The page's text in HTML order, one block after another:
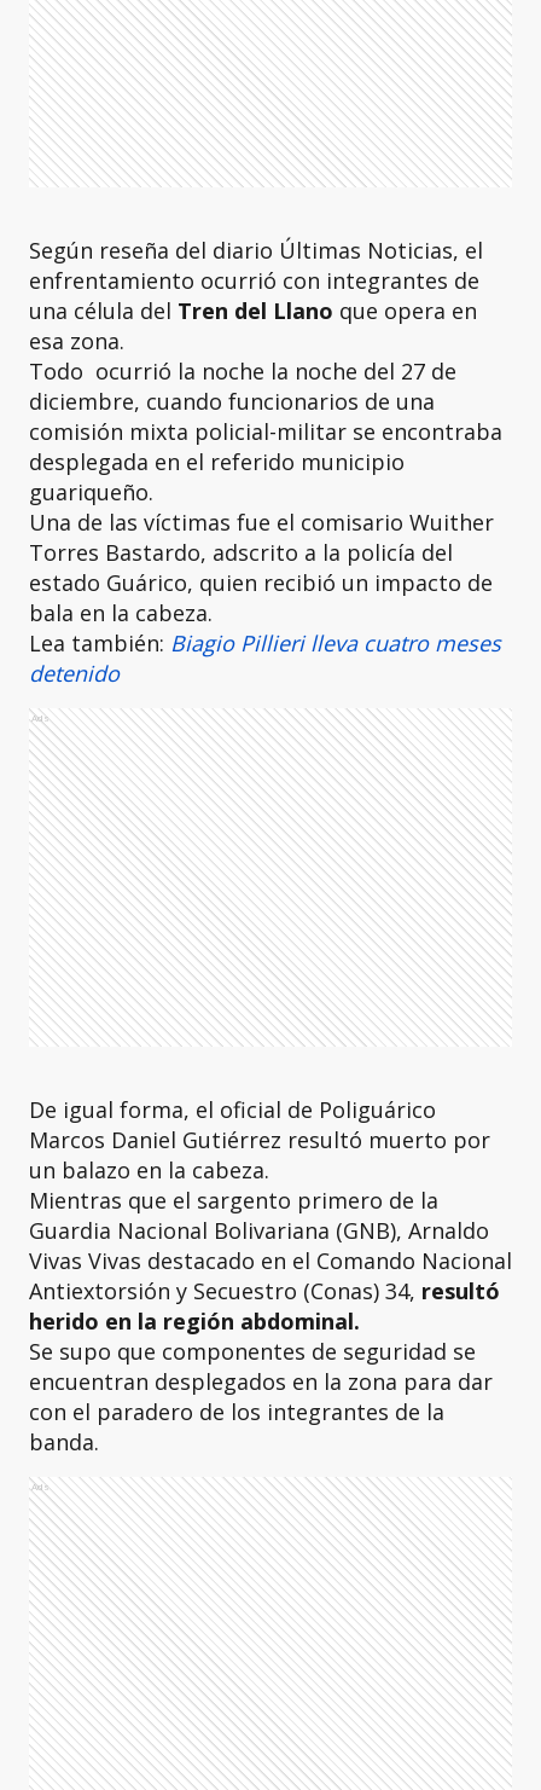
Según reseña del diario Últimas Noticias, el
enfrentamiento ocurrió con integrantes de
una célula del Tren del Llano que opera en
esa zona.
Todo ocurrió la noche la noche del 27 de
diciembre, cuando funcionarios de una
comisión mixta policial-militar se encontraba
desplegada en el referido municipio
guariqueño.
Una de las víctimas fue el comisario Wuither
Torres Bastardo, adscrito a la policía del
estado Guárico, quien recibió un impacto de
bala en la cabeza.
Lea también: Biagio Pillieri lleva cuatro meses
detenido
Ads
De igual forma, el oficial de Poliguárico
Marcos Daniel Gutiérrez resultó muerto por
un balazo en la cabeza.
Mientras que el sargento primero de la
Guardia Nacional Bolivariana (GNB), Arnaldo
Vivas Vivas destacado en el Comando Nacional
Antiextorsión y Secuestro (Conas) 34, resultó
herido en la región abdominal.
Se supo que componentes de seguridad se
encuentran desplegados en la zona para dar
con el paradero de los integrantes de la
banda.
Ads